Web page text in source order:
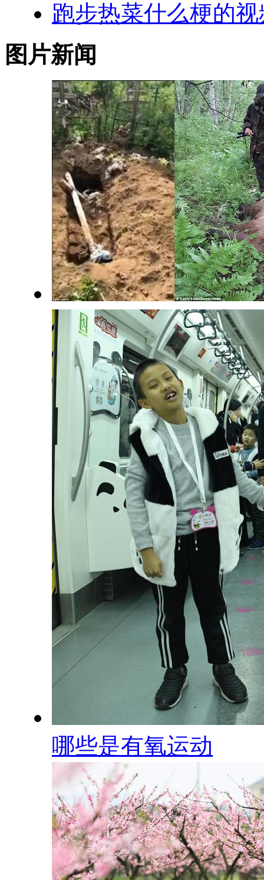
跑步热菜什么梗的视
图片新闻
哪些是有氧运动